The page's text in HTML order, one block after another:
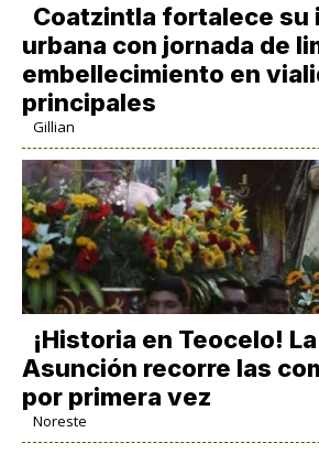
Coatzintla fortalece su
urbana con jornada de
embellecimiento en
principales
Gillian
​¡Historia en Teocelo!
Asunción recorre las
por primera vez
Noreste